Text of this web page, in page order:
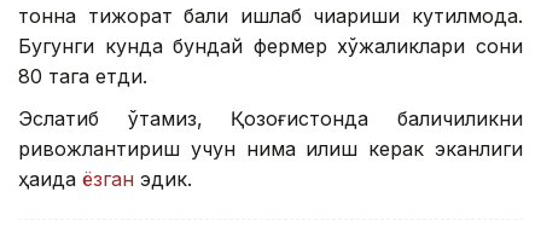
тонна тижорат балиқ ишлаб чиқариши кутилмоқда.
Бугунги кунда бундай фермер хўжаликлари сони
80 тага етди.
Эслатиб ўтамиз, Қозоғистонда балиқчиликни
ривожлантириш учун нима қилиш керак эканлиги
ҳақида ёзган эдик.